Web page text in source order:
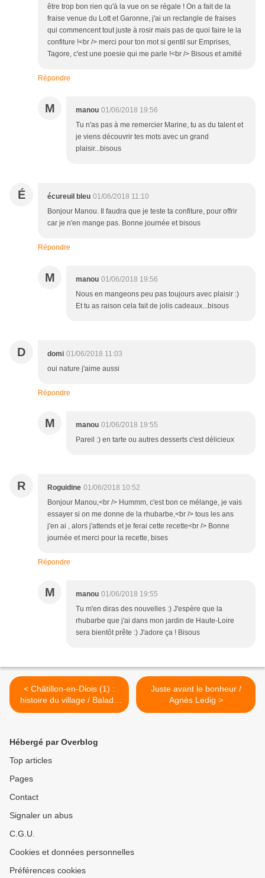
être trop bon rien qu'à la vue on se régale ! On a fait de la
fraise venue du Lott et Garonne, j'ai un rectangle de fraises
qui commencent tout juste à rosir mais pas de quoi faire le la
confiture !<br /> merci pour ton mot si gentil sur Emprises,
Tagore, c'est une poesie qui me parle !<br /> Bisous et amitié
Répondre
M manou 01/06/2018 19:56
Tu n'as pas à me remercier Marine, tu as du talent et
je viens découvrir tes mots avec un grand
plaisir...bisous
É écureuil bleu 01/06/2018 11:10
Bonjour Manou. Il faudra que je teste ta confiture, pour offrir
car je n'en mange pas. Bonne journée et bisous
Répondre
M manou 01/06/2018 19:56
Nous en mangeons peu pas toujours avec plaisir :)
Et tu as raison cela fait de jolis cadeaux...bisous
D domi 01/06/2018 11:03
oui nature j'aime aussi
Répondre
M manou 01/06/2018 19:55
Pareil :) en tarte ou autres desserts c'est délicieux
R Roguidine 01/06/2018 10:52
Bonjour Manou,<br /> Hummm, c'est bon ce mélange, je vais
essayer si on me donne de la rhubarbe,<br /> tous les ans
j'en ai , alors j'attends et je ferai cette recette<br /> Bonne
journée et merci pour la recette, bises
Répondre
M manou 01/06/2018 19:55
Tu m'en diras des nouvelles :) J'espère que la
rhubarbe que j'ai dans mon jardin de Haute-Loire
sera bientôt prête :) J'adore ça ! Bisous
< Châtillon-en-Diois (1) :
histoire du village / Balade
dans la Drôme
Juste avant le bonheur /
Agnès Ledig >
Hébergé par Overblog
Top articles
Pages
Contact
Signaler un abus
C.G.U.
Cookies et données personnelles
Préférences cookies